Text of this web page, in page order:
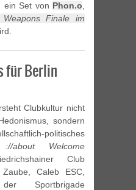
ein Set von Phon.o,
Finale im
für Berlin
Clubkultur nicht
sondern
politisches
://about Welcome
Club
Caleb ESC,
Sportbrigade